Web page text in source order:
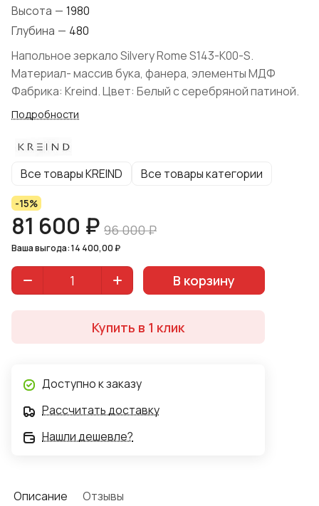
Высота — 1980
Глубина — 480
Напольное зеркало Silvery Rome S143-K00-S.
Материал- массив бука, фанера, элементы МДФ
Фабрика: Kreind. Цвет: Белый с серебряной патиной.
Подробности
Все товары KREIND Все товары категории
-15%
81 600 ₽ 96 000 ₽
Ваша выгода: 14 400,00 ₽
В корзину
Купить в 1 клик
Доступно к заказу
Рассчитать доставку
Нашли дешевле?
Описание Отзывы